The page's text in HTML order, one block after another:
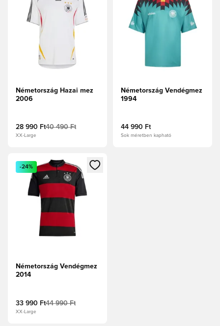
Németország Hazai mez
2006
28 990 Ft40 490 Ft
XX-Large
Németország Vendégmez
1994
44 990 Ft
Sok méretben kapható
Megnyit egy modált a bejelentkezéshez vagy a tagként
-24%
Németország Vendégmez
2014
33 990 Ft44 990 Ft
XX-Large